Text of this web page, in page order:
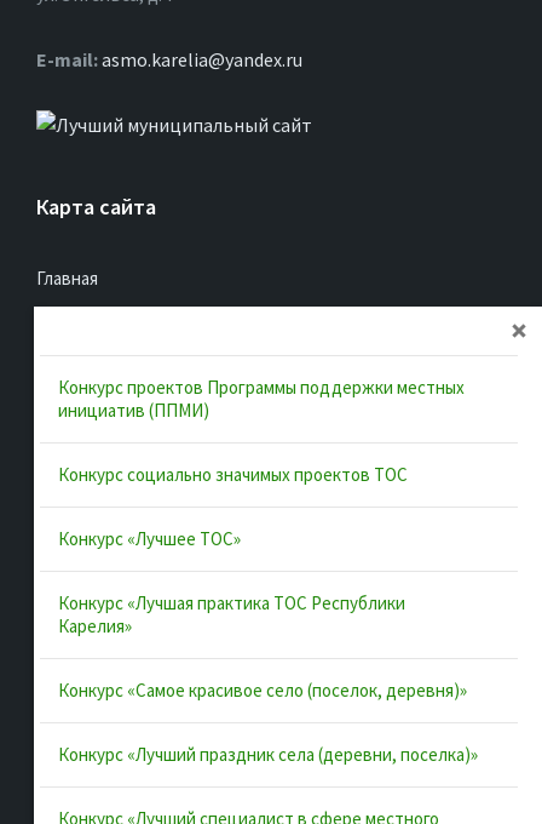
Е-mail:asmo.karelia@yandex.ru
Карта сайта
Главная
Документы
Муниципальные образования
Конкурсы и лучшие практики
Контакты
Полезные ссылки
Инициативы Карелии
Конкурс проектов Программы поддержки местных
инициатив (ППМИ)
Конкурс социально значимых проектов ТОС
Конкурс «Лучшее ТОС»
Конкурс «Лучшая практика ТОС Республики
Карелия»
Конкурс «Самое красивое село (поселок, деревня)»
Конкурс «Лучший праздник села (деревни, поселка)»
Конкурс «Лучший специалист в сфере местного